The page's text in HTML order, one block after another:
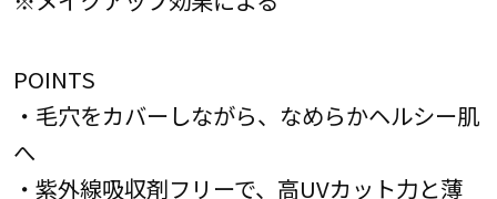
POINTS
・毛穴をカバーしながら、なめらかヘルシー肌
へ
・紫外線吸収剤フリーで、高UVカット力と薄